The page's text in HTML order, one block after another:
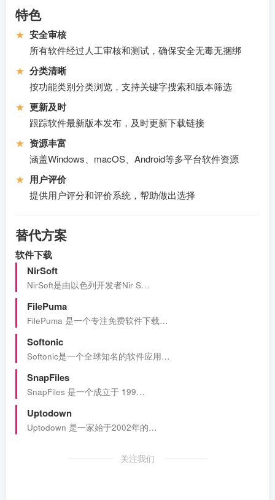
特色
★ 安全审核
所有软件经过人工审核和测试，确保安全无毒无捆绑
★ 分类清晰
按功能类别分类浏览，支持关键字搜索和版本筛选
★ 更新及时
跟踪软件最新版本发布，及时更新下载链接
★ 资源丰富
涵盖Windows、macOS、Android等多平台软件资源
★ 用户评价
提供用户评分和评价系统，帮助做出选择
替代方案
软件下载
NirSoft
NirSoft是由以色列开发者Nir S…
FilePuma
FilePuma 是一个专注免费软件下载…
Softonic
Softonic是一个全球知名的软件应用…
SnapFiles
SnapFiles 是一个成立于 199…
Uptodown
Uptodown 是一家始于2002年的…
关注我们